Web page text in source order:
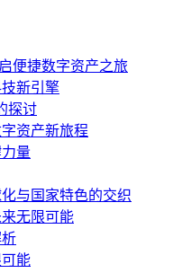
便捷数字资产之旅
新引擎
探讨
资产新旅程
量
与国家特色的交织
无限可能
能